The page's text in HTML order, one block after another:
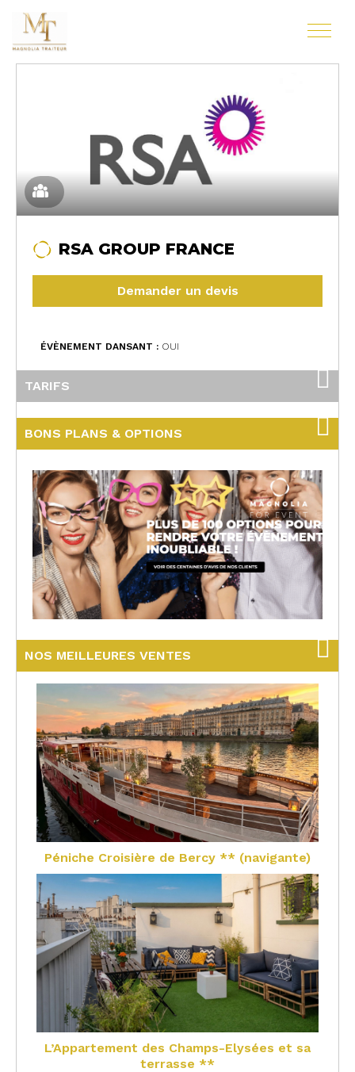
RSA GROUP FRANCE
Demander un devis
ÉVÈNEMENT DANSANT : OUI
TARIFS
BONS PLANS & OPTIONS
NOS MEILLEURES VENTES
Péniche Croisière de Bercy ** (navigante)
L’Appartement des Champs-Elysées et sa
terrasse **